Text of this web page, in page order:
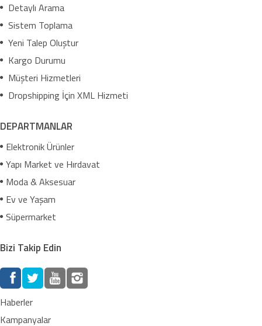
Detaylı Arama
Sistem Toplama
Yeni Talep Oluştur
Kargo Durumu
Müşteri Hizmetleri
Dropshipping İçin XML Hizmeti
DEPARTMANLAR
Elektronik Ürünler
Yapı Market ve Hırdavat
Moda & Aksesuar
Ev ve Yaşam
Süpermarket
Bizi Takip Edin
Haberler
Kampanyalar